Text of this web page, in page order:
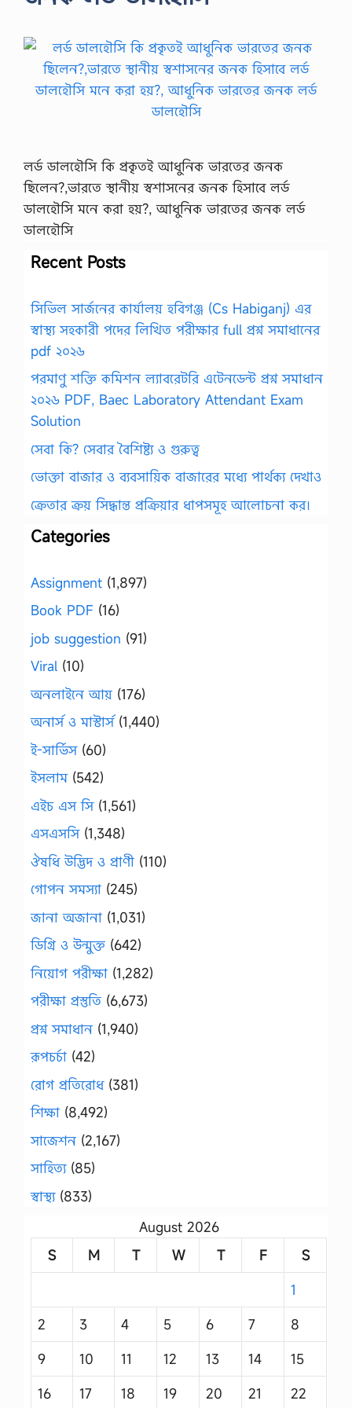
লর্ড ডালহৌসি কি প্রকৃতই আধুনিক ভারতের জনক
ছিলেন?,ভারতে স্থানীয় স্বশাসনের জনক হিসাবে লর্ড
ডালহৌসি মনে করা হয়?, আধুনিক ভারতের জনক লর্ড
ডালহৌসি
Recent Posts
সিভিল সার্জনের কার্যালয় হবিগঞ্জ (Cs Habiganj) এর
স্বাস্থ্য সহকারী পদের লিখিত পরীক্ষার full প্রশ্ন সমাধানের
pdf ২০২৬
পরমাণু শক্তি কমিশন ল্যাবরেটরি এটেনডেন্ট প্রশ্ন সমাধান
২০২৬ PDF, Baec Laboratory Attendant Exam
Solution
সেবা কি? সেবার বৈশিষ্ট্য ও গুরুত্ব
ভোক্তা বাজার ও ব্যবসায়িক বাজারের মধ্যে পার্থক্য দেখাও
ক্রেতার ক্রয় সিদ্ধান্ত প্রক্রিয়ার ধাপসমূহ আলোচনা কর।
Categories
Assignment (1,897)
Book PDF (16)
job suggestion (91)
Viral (10)
অনলাইনে আয় (176)
অনার্স ও মাস্টার্স(1,440)
ই-সার্ভিস(60)
ইসলাম(542)
এইচ এস সি(1,561)
এসএসসি(1,348)
ঔষধি উদ্ভিদ ও প্রাণী (110)
গোপন সমস্যা (245)
জানা অজানা (1,031)
ডিগ্রি ও উন্মুক্ত (642)
নিয়োগ পরীক্ষা (1,282)
পরীক্ষা প্রস্তুতি (6,673)
প্রশ্ন সমাধান (1,940)
রূপচর্চা (42)
রোগ প্রতিরোধ(381)
শিক্ষা (8,492)
সাজেশন (2,167)
সাহিত্য(85)
স্বাস্থ্য(833)
August 2026
S
M T W T F
S
1
2
3 4 5 6 7
8
9
10 11 12 13 14
15
16
17 18 19 20 21 22